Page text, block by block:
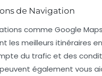
de Navigation
comme Google
les meilleurs itinéraires
du trafic et des
également vous